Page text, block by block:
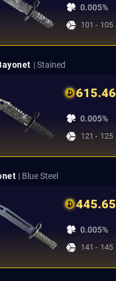
0.005%
101 - 105
| Stained
615.46
0.005%
121 - 125
| Blue Steel
445.65
0.005%
141 - 145